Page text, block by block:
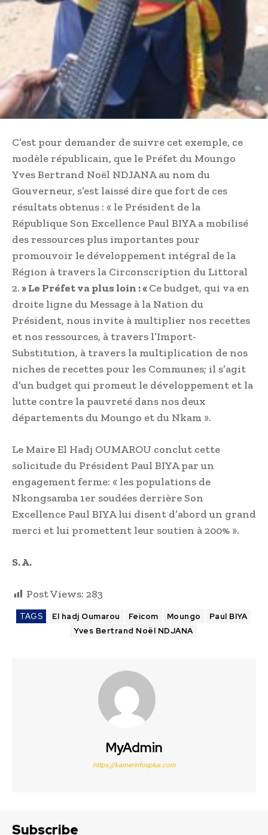
C’est pour demander de suivre cet exemple, ce
modèle républicain, que le Préfet du Moungo
Yves Bertrand Noël NDJANA au nom du
Gouverneur, s’est laissé dire que fort de ces
résultats obtenus : « le Président de la
République Son Excellence Paul BIYA a mobilisé
des ressources plus importantes pour
promouvoir le développement intégral de la
Région à travers la Circonscription du Littoral
2.» Le Préfet va plus loin : «Ce budget, qui va en
droite ligne du Message à la Nation du
Président, nous invite à multiplier nos recettes
et nos ressources, à travers l’Import-
Substitution, à travers la multiplication de nos
niches de recettes pour les Communes; il s’agit
d’un budget qui promeut le développement et la
lutte contre la pauvreté dans nos deux
départements du Moungo et du Nkam ».
Le Maire El Hadj OUMAROU conclut cette
solicitude du Président Paul BIYA par un
engagement ferme: « les populations de
Nkongsamba 1er soudées derrière Son
Excellence Paul BIYA lui disent d’abord un grand
merci et lui promettent leur soutien à 200% ».
S. A.
Post Views: 283
TAGS El hadj Oumarou Feicom Moungo
Paul BIYA
Yves Bertrand Noël NDJANA
MyAdmin
https://kamerinfosplus.com
Subscribe